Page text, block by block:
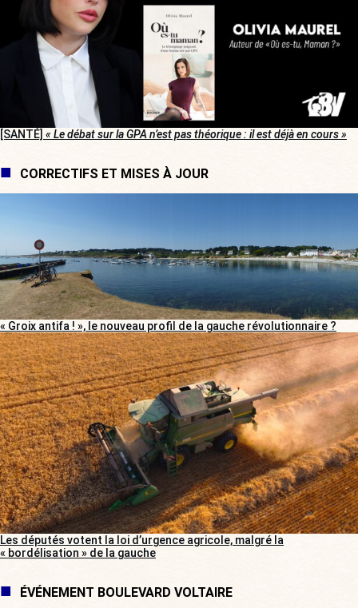
[SANTÉ] « Le débat sur la GPA n’est pas théorique : il est déjà en cours »
CORRECTIFS ET MISES À JOUR
« Groix antifa ! », le nouveau profil de la gauche révolutionnaire ?
Les députés votent la loi d’urgence agricole, malgré la
« bordélisation » de la gauche
ÉVÉNEMENT BOULEVARD VOLTAIRE